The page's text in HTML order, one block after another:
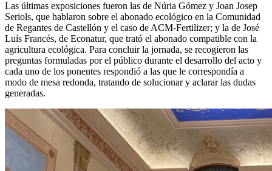
Las últimas exposiciones fueron las de Núria Gómez y Joan Josep
Seriols, que hablaron sobre el abonado ecológico en la Comunidad
de Regantes de Castellón y el caso de ACM-Fertilizer; y la de José
Luís Francés, de Econatur, que trató el abonado compatible con la
agricultura ecológica. Para concluir la jornada, se recogieron las
preguntas formuladas por el público durante el desarrollo del acto y
cada uno de los ponentes respondió a las que le correspondía a
modo de mesa redonda, tratando de solucionar y aclarar las dudas
generadas.